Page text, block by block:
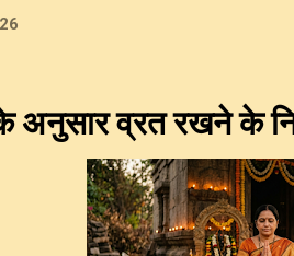
अनुसार व्रत रखने के